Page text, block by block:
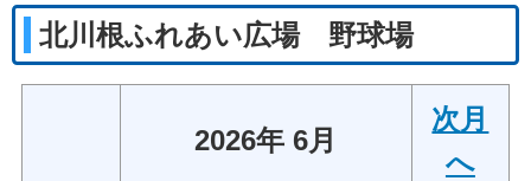
北川根ふれあい広場 野球場
2026年 6月
次月
へ